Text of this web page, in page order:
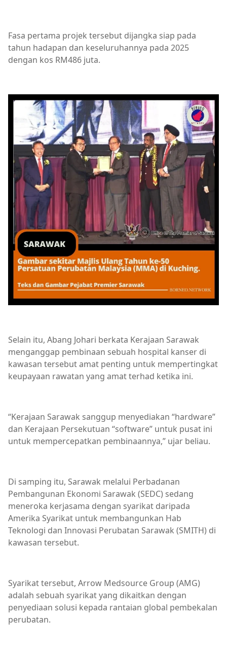
Fasa pertama projek tersebut dijangka siap pada
tahun hadapan dan keseluruhannya pada 2025
dengan kos RM486 juta.
Selain itu, Abang Johari berkata Kerajaan Sarawak
menganggap pembinaan sebuah hospital kanser di
kawasan tersebut amat penting untuk mempertingkat
keupayaan rawatan yang amat terhad ketika ini.
“Kerajaan Sarawak sanggup menyediakan “hardware”
dan Kerajaan Persekutuan “software” untuk pusat ini
untuk mempercepatkan pembinaannya,” ujar beliau.
Di samping itu, Sarawak melalui Perbadanan
Pembangunan Ekonomi Sarawak (SEDC) sedang
meneroka kerjasama dengan syarikat daripada
Amerika Syarikat untuk membangunkan Hab
Teknologi dan Innovasi Perubatan Sarawak (SMITH) di
kawasan tersebut.
Syarikat tersebut, Arrow Medsource Group (AMG)
adalah sebuah syarikat yang dikaitkan dengan
penyediaan solusi kepada rantaian global pembekalan
perubatan.